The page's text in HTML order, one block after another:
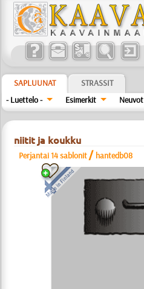
SAPLUUNAT
STRASSIT
- Luettelo -
Esimerkit Neuvot
niitit ja koukku
Perjantai 14 sablonit / hantedb08